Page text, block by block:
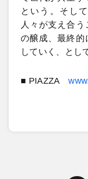
という。そし
人々が支え合
の醸成、最終的
していく、とし
■ PIAZZA